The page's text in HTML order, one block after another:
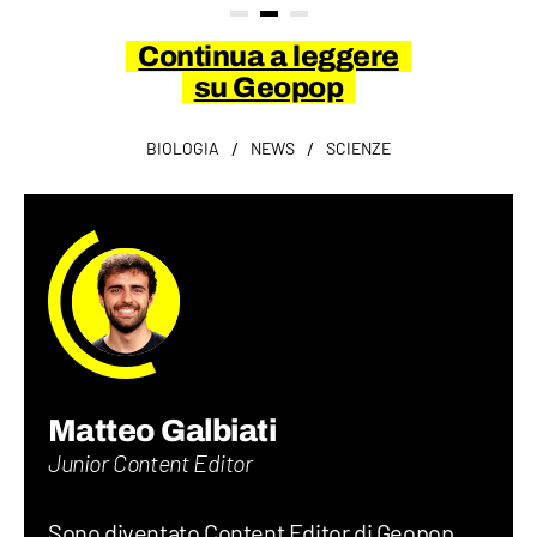
Continua a leggere
su Geopop
BIOLOGIA / NEWS / SCIENZE
Matteo Galbiati
Junior Content Editor